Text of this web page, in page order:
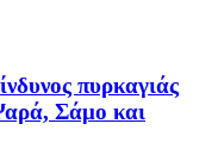
πυρκαγιάς
Σάμο και